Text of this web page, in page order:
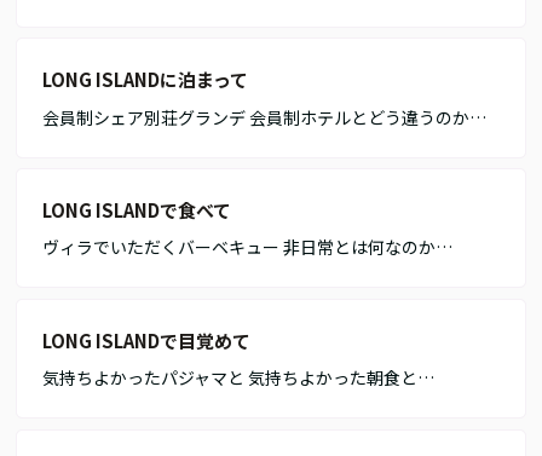
LONG ISLANDに泊まって
会員制シェア別荘グランデ 会員制ホテルとどう違うのか…
LONG ISLANDで食べて
ヴィラでいただくバーベキュー 非日常とは何なのか…
LONG ISLANDで目覚めて
気持ちよかったパジャマと 気持ちよかった朝食と…